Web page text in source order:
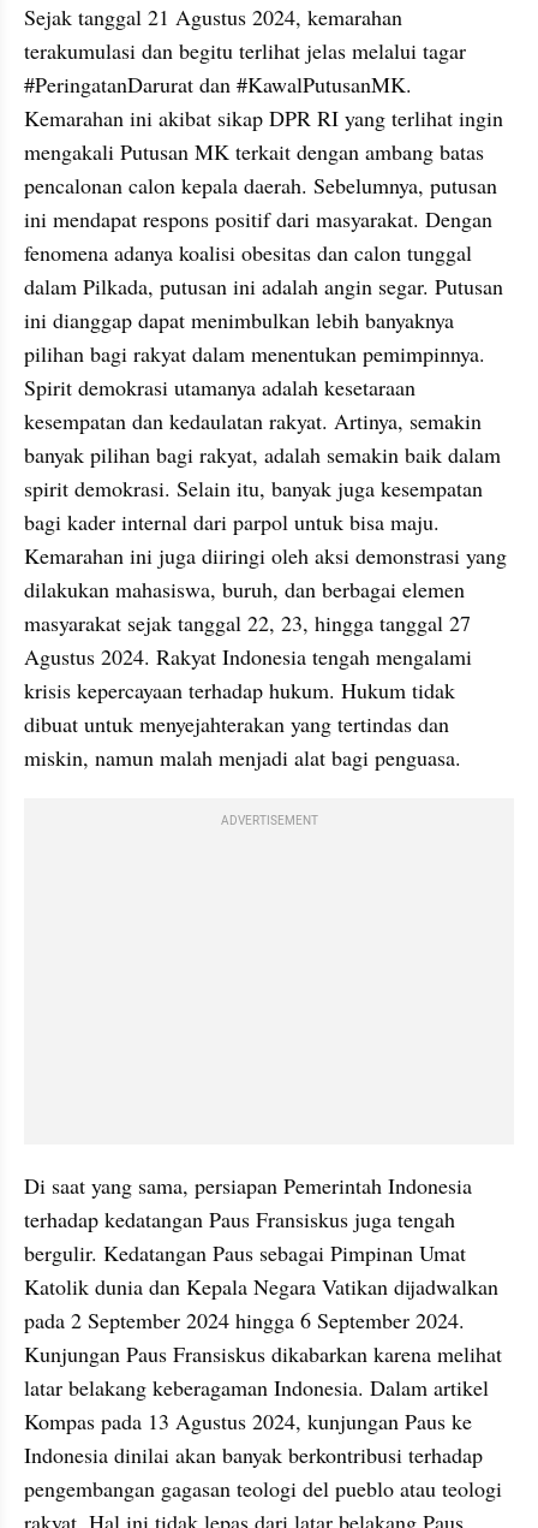
Sejak tanggal 21 Agustus 2024, kemarahan
terakumulasi dan begitu terlihat jelas melalui tagar
#PeringatanDarurat dan #KawalPutusanMK.
Kemarahan ini akibat sikap DPR RI yang terlihat ingin
mengakali Putusan MK terkait dengan ambang batas
pencalonan calon kepala daerah. Sebelumnya, putusan
ini mendapat respons positif dari masyarakat. Dengan
fenomena adanya koalisi obesitas dan calon tunggal
dalam Pilkada, putusan ini adalah angin segar. Putusan
ini dianggap dapat menimbulkan lebih banyaknya
pilihan bagi rakyat dalam menentukan pemimpinnya.
Spirit demokrasi utamanya adalah kesetaraan
kesempatan dan kedaulatan rakyat. Artinya, semakin
banyak pilihan bagi rakyat, adalah semakin baik dalam
spirit demokrasi. Selain itu, banyak juga kesempatan
bagi kader internal dari parpol untuk bisa maju.
Kemarahan ini juga diiringi oleh aksi demonstrasi yang
dilakukan mahasiswa, buruh, dan berbagai elemen
masyarakat sejak tanggal 22, 23, hingga tanggal 27
Agustus 2024. Rakyat Indonesia tengah mengalami
krisis kepercayaan terhadap hukum. Hukum tidak
dibuat untuk menyejahterakan yang tertindas dan
miskin, namun malah menjadi alat bagi penguasa.
ADVERTISEMENT
Di saat yang sama, persiapan Pemerintah Indonesia
terhadap kedatangan Paus Fransiskus juga tengah
bergulir. Kedatangan Paus sebagai Pimpinan Umat
Katolik dunia dan Kepala Negara Vatikan dijadwalkan
pada 2 September 2024 hingga 6 September 2024.
Kunjungan Paus Fransiskus dikabarkan karena melihat
latar belakang keberagaman Indonesia. Dalam artikel
Kompas pada 13 Agustus 2024, kunjungan Paus ke
Indonesia dinilai akan banyak berkontribusi terhadap
pengembangan gagasan teologi del pueblo atau teologi
rakyat. Hal ini tidak lepas dari latar belakang Paus